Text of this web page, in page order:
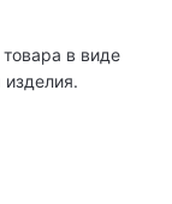
в виде